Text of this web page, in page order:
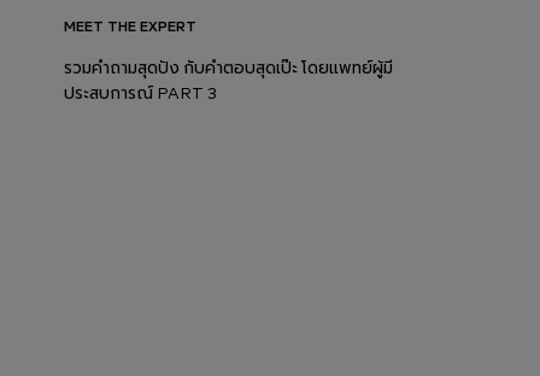
MEET THE EXPERT
รวมคำถามสุดปัง กับคำตอบสุดเป๊ะ โดยแพทย์ผู้มี
ประสบการณ์ PART 3